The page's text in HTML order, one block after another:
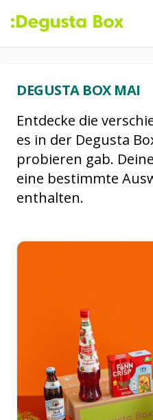
DEGUSTA BOX MAI
Entdecke die
es in der Degusta
probieren gab.
eine bestimmte
enthalten.